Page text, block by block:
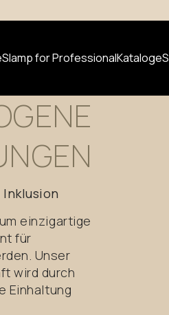
Slamp for ProfessionalKataloge
UND
einzigartige
für
Unser
wird durch
Einhaltung